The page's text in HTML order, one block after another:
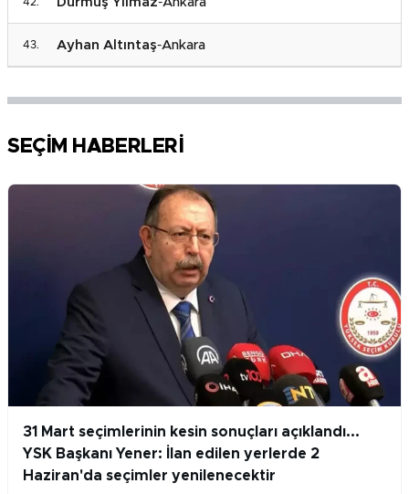
Ayhan Altıntaş-Ankara
SEÇİM HABERLERİ
31 Mart seçimlerinin kesin sonuçları açıklandı...
YSK Başkanı Yener: İlan edilen yerlerde 2
Haziran'da seçimler yenilenecektir